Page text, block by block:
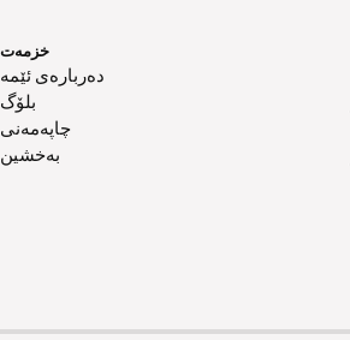
خزمەت
دەربارەی ئێمە
بلۆگ
چاپەمەنی
بەخشین